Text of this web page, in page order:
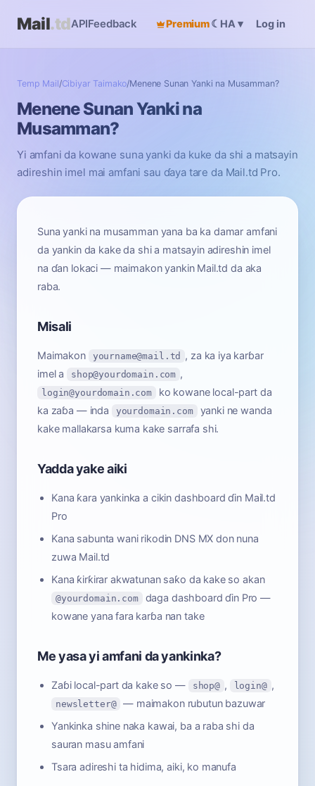
Mail.tdAPIFeedback Premium☾ HA▾ Log in
Temp Mail/Cibiyar Taimako/Menene Sunan Yanki na Musamman?
Menene Sunan Yanki na
Musamman?
Yi amfani da kowane suna yanki da kuke da shi a matsayin
adireshin imel mai amfani sau ɗaya tare da Mail.td Pro.
Suna yanki na musamman yana ba ka damar amfani
da yankin da kake da shi a matsayin adireshin imel
na ɗan lokaci — maimakon yankin Mail.td da aka
raba.
Misali
Maimakon yourname@mail.td , za ka iya karɓar
imel a
shop@yourdomain.com ,
login@yourdomain.com
ko kowane local-part da
ka zaɓa — inda
yourdomain.com
yanki ne wanda
kake mallakarsa kuma kake sarrafa shi.
Yadda yake aiki
Kana ƙara yankinka a cikin dashboard ɗin Mail.td
Pro
Kana sabunta wani rikodin DNS MX don nuna
zuwa Mail.td
Kana ƙirƙirar akwatunan saƙo da kake so akan
@yourdomain.com
daga dashboard ɗin Pro —
kowane yana fara karɓa nan take
Me yasa yi amfani da yankinka?
Zaɓi local-part da kake so — shop@ , login@ ,
newsletter@
— maimakon rubutun bazuwar
Yankinka shine naka kawai, ba a raba shi da
sauran masu amfani
Tsara adireshi ta hidima, aiki, ko manufa